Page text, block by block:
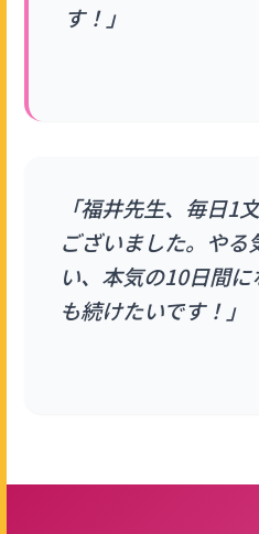
す！」
「福井先生、毎日1
ございました。やる
い、本気の10日間
も続けたいです！」